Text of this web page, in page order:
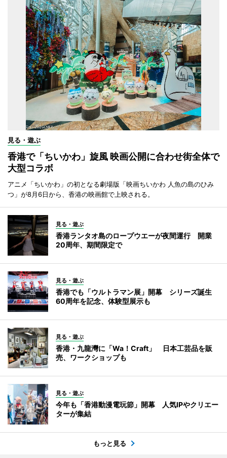
見る・遊ぶ
香港で「ちいかわ」旋風 映画公開に合わせ街全体で
大型コラボ
アニメ「ちいかわ」の初となる劇場版「映画ちいかわ 人魚の島のひみ
つ」が8月6日から、香港の映画館で上映される。
見る・遊ぶ
香港ランタオ島のロープウエーが夜間運行 開業
20周年、期間限定で
見る・遊ぶ
香港でも「ウルトラマン展」開幕 シリーズ誕生
60周年を記念、体験型展示も
見る・遊ぶ
香港・九龍灣に「Wa！Craft」 日本工芸品を販
売、ワークショップも
見る・遊ぶ
今年も「香港動漫電玩節」開幕 人気IPやクリエー
ターが集結
もっと見る